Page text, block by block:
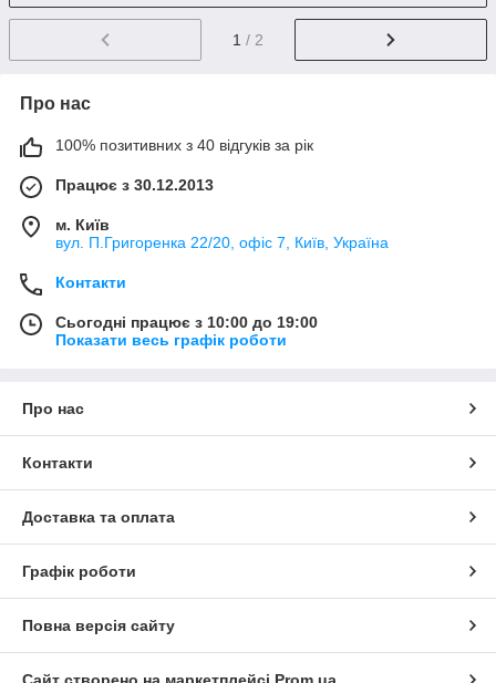
1 / 2
Про нас
100% позитивних з 40 відгуків за рік
Працює з 30.12.2013
м. Київ
вул. П.Григоренка 22/20, офіс 7, Київ, Україна
Контакти
Сьогодні працює з 10:00 до 19:00
Показати весь графік роботи
Про нас
Контакти
Доставка та оплата
Графік роботи
Повна версія сайту